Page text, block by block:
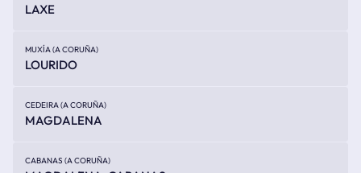
LAXE
MUXÍA (A CORUÑA)
LOURIDO
CEDEIRA (A CORUÑA)
MAGDALENA
CABANAS (A CORUÑA)